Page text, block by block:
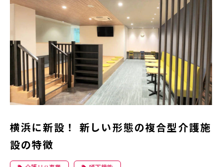
横浜に新設！ 新しい形態の複合型介護施
設の特徴